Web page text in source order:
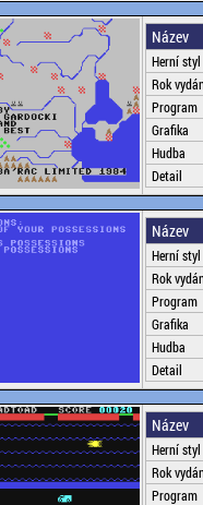
Název
Herní styl
Rok
Program
Grafika
Hudba
Detail
Název
Herní styl
Rok
Program
Grafika
Hudba
Detail
Název
Herní styl
Rok
Program